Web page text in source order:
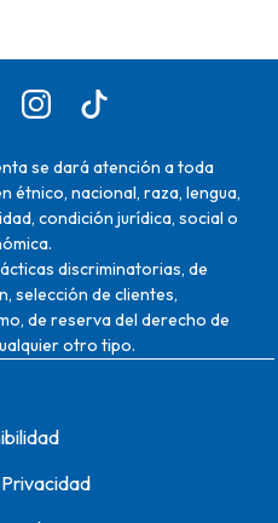
se dará atención a toda
étnico, nacional, raza, lengua,
condición jurídica, social o
discriminatorias, de
selección de clientes,
de reserva del derecho de
otro tipo.